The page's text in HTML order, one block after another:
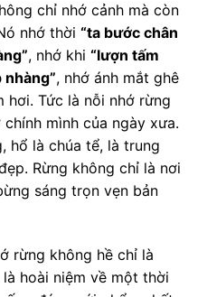
chỉ nhớ cảnh mà còn
nhớ thời “ta bước chân
, nhớ khi “lượn tấm
, nhớ ánh mắt ghê
hơi. Tức là nỗi nhớ rừng
mình của ngày xưa.
hổ là chúa tể, là trung
Rừng không chỉ là nơi
sáng trọn vẹn bản
rừng không hề chỉ là
hoài niệm về một thời